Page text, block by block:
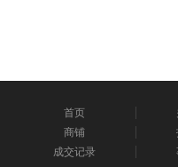
首页
商铺
成交记录